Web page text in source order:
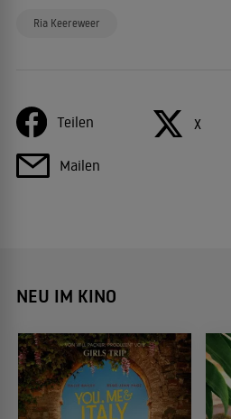
Ria Keereweer
Teilen X
Mailen
NEU IM KINO